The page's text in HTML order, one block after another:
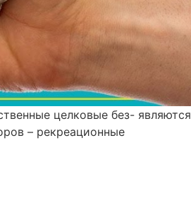
целковые без- являются
– рекреационные